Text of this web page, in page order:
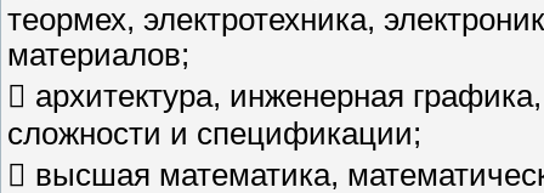
теормех, электротехника,
материалов;
 архитектура, инженерная
сложности и спецификации;
 высшая математика,